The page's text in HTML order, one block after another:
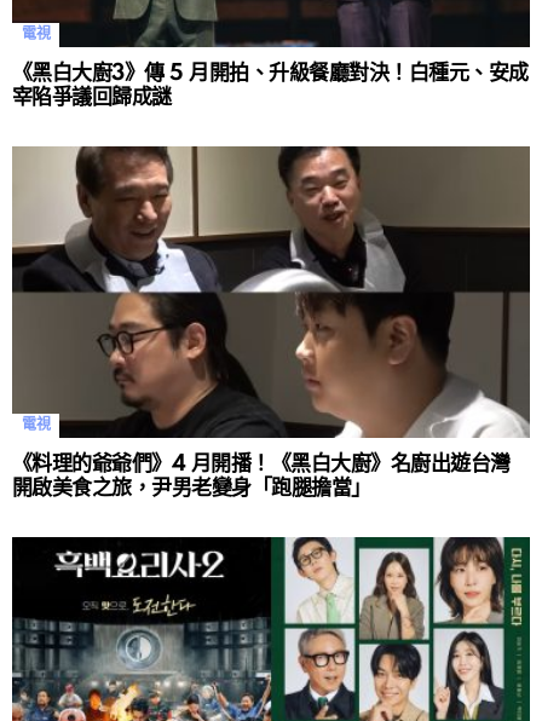
電視
《黑白大廚3》傳 5 月開拍、升級餐廳對決！白種元、安成
宰陷爭議回歸成謎
電視
《料理的爺爺們》4 月開播！《黑白大廚》名廚出遊台灣
開啟美食之旅，尹男老變身「跑腿擔當」